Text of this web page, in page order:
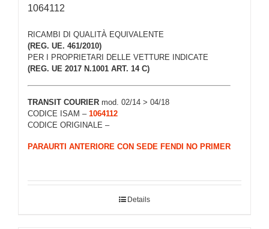
1064112
RICAMBI DI QUALITÀ EQUIVALENTE
(REG. UE. 461/2010)
PER I PROPRIETARI DELLE VETTURE INDICATE
(REG. UE 2017 N.1001 ART. 14 C)
TRANSIT COURIER mod. 02/14 > 04/18
CODICE ISAM – 1064112
CODICE ORIGINALE –
PARAURTI ANTERIORE CON SEDE FENDI NO PRIMER
Details